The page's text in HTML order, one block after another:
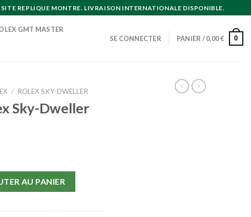
REPLIQUE MONTRE. LIVRAISON INTERNATIONALE DISPONIBLE.
GMT MASTER
SE CONNECTER PANIER /0,00€ 0
/ ROLEX SKY-DWELLER
Sky-Dweller
AU PANIER